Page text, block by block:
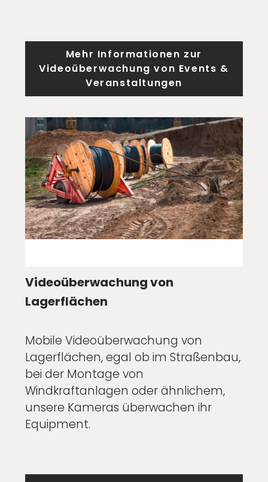
Mehr Informationen zur
Videoüberwachung von Events &
Veranstaltungen
Videoüberwachung von
Lagerflächen
Mobile Videoüberwachung von
Lagerflächen, egal ob im Straßenbau,
bei der Montage von
Windkraftanlagen oder ähnlichem,
unsere Kameras überwachen ihr
Equipment.